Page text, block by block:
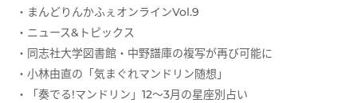
・まんどりんかふぇオンラインVol.9
・ニュース&トピックス
・同志社大学図書館・中野譜庫の複写が再び可能に
・小林由直の「気まぐれマンドリン随想」
・「奏でる!マンドリン」12～3月の星座別占い